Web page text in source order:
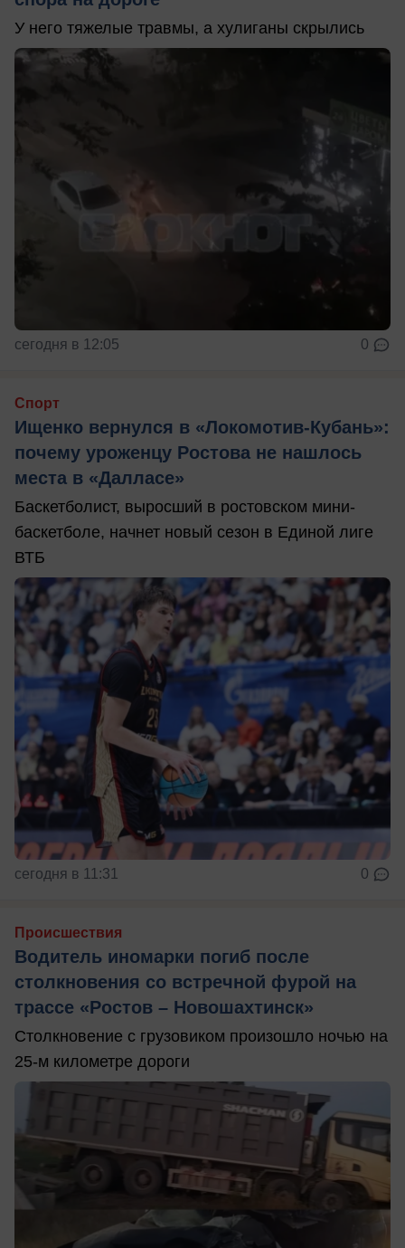
У него тяжелые травмы, а хулиганы скрылись
сегодня в 12:05 0
Спорт
Ищенко вернулся в «Локомотив-Кубань»:
почему уроженцу Ростова не нашлось
места в «Далласе»
Баскетболист, выросший в ростовском мини-
баскетболе, начнет новый сезон в Единой лиге
ВТБ
сегодня в 11:31 0
Происшествия
Водитель иномарки погиб после
столкновения со встречной фурой на
трассе «Ростов – Новошахтинск»
Столкновение с грузовиком произошло ночью на
25-м километре дороги